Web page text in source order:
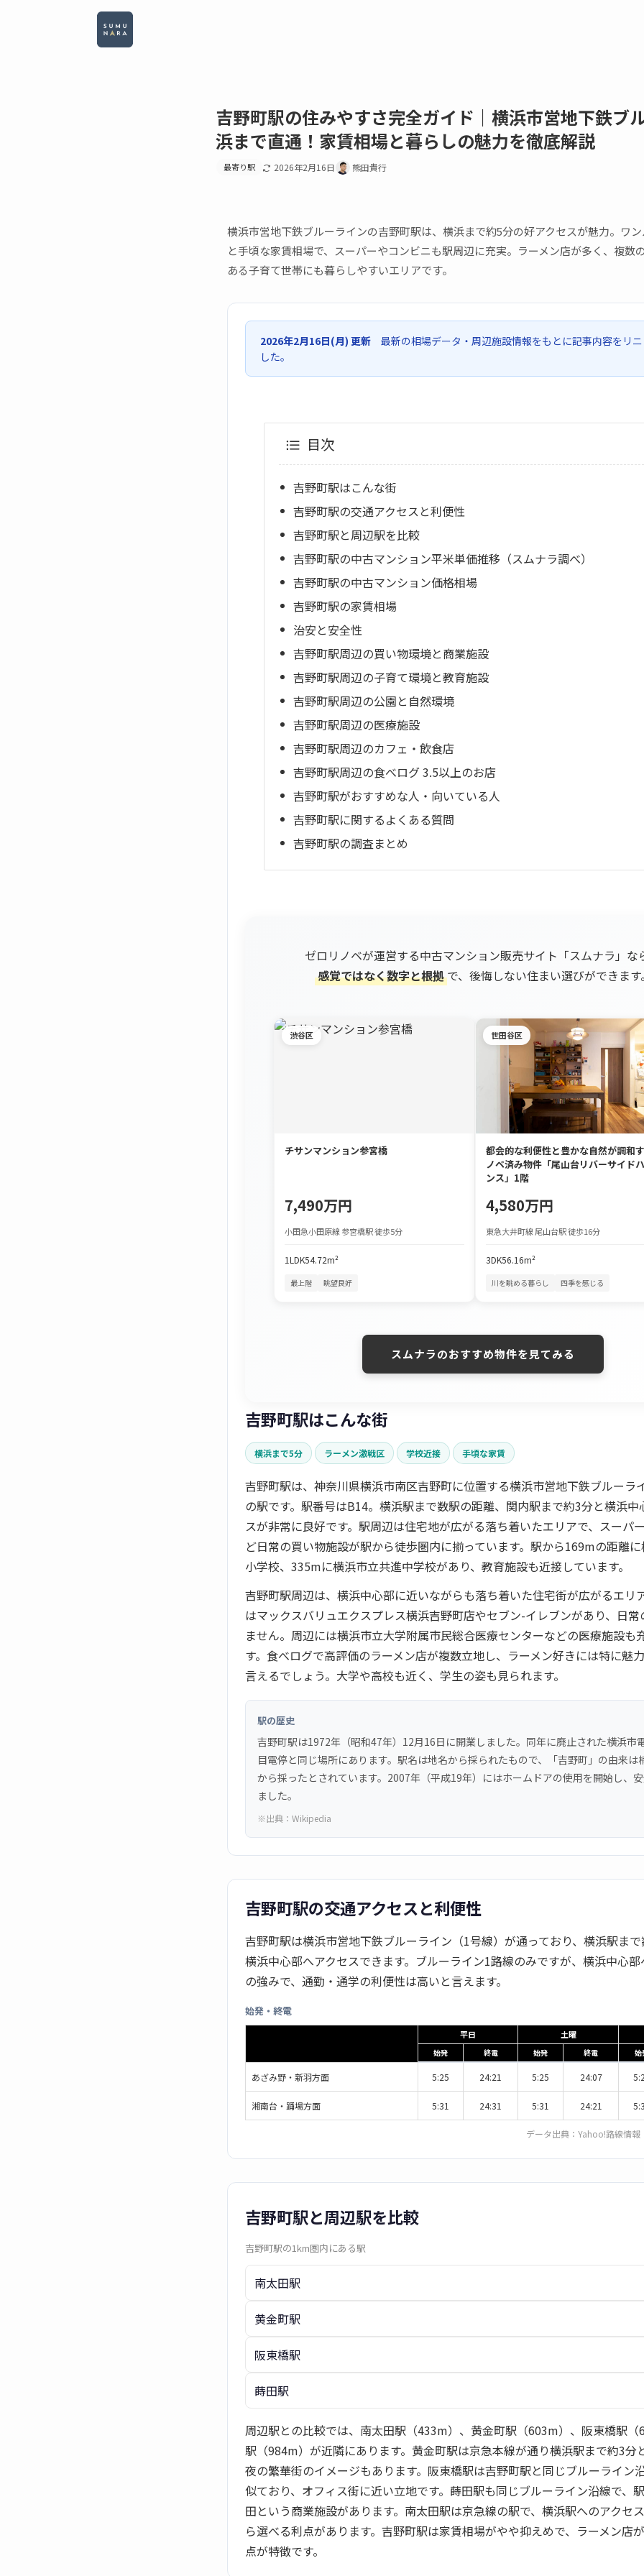
吉野町駅の住みやすさ完全ガイド｜横浜市営地下鉄ブ
浜まで直通！家賃相場と暮らしの魅力を徹底解説
最寄り駅 2026年2月16日 熊田貴行
横浜市営地下鉄ブルーラインの吉野町駅は、横浜まで約5分の好アクセスが魅力。ワ
と手頃な家賃相場で、スーパーやコンビニも駅周辺に充実。ラーメン店が多く、複数
ある子育て世帯にも暮らしやすいエリアです。
2026年2月16日(月) 更新 最新の相場データ・周辺施設情報をもとに記事内容をリ
した。
目次
吉野町駅はこんな街
吉野町駅の交通アクセスと利便性
吉野町駅と周辺駅を比較
吉野町駅の中古マンション平米単価推移（スムナラ調べ）
吉野町駅の中古マンション価格相場
吉野町駅の家賃相場
治安と安全性
吉野町駅周辺の買い物環境と商業施設
吉野町駅周辺の子育て環境と教育施設
吉野町駅周辺の公園と自然環境
吉野町駅周辺の医療施設
吉野町駅周辺のカフェ・飲食店
吉野町駅周辺の食べログ 3.5以上のお店
吉野町駅がおすすめな人・向いている人
吉野町駅に関するよくある質問
吉野町駅の調査まとめ
ゼロリノベが運営する中古マンション販売サイト「スムナラ」な
感覚ではなく数字と根拠で、後悔しない住まい選びができます
渋谷区
チサンマンション参宮橋
7,490万円
小田急小田原線 参宮橋駅 徒歩5分
1LDK54.72m²
最上階 眺望良好
世田谷区
都会的な利便性と豊かな自然が調和
ノベ済み物件「尾山台リバーサイド
ンス」1階
4,580万円
東急大井町線 尾山台駅 徒歩16分
3DK56.16m²
川を眺める暮らし 四季を感じる
スムナラのおすすめ物件を見てみる
吉野町駅はこんな街
横浜まで5分 ラーメン激戦区 学校近接 手頃な家賃
吉野町駅は、神奈川県横浜市南区吉野町に位置する横浜市営地下鉄ブルーラ
の駅です。駅番号はB14。横浜駅まで数駅の距離、関内駅まで約3分と横浜中
スが非常に良好です。駅周辺は住宅地が広がる落ち着いたエリアで、スーパ
ど日常の買い物施設が駅から徒歩圏内に揃っています。駅から169mの距離
小学校、335mに横浜市立共進中学校があり、教育施設も近接しています。
吉野町駅周辺は、横浜中心部に近いながらも落ち着いた住宅街が広がるエリ
はマックスバリュエクスプレス横浜吉野町店やセブン-イレブンがあり、日
ません。周辺には横浜市立大学附属市民総合医療センターなどの医療施設も
す。食べログで高評価のラーメン店が複数立地し、ラーメン好きには特に魅
言えるでしょう。大学や高校も近く、学生の姿も見られます。
駅の歴史
吉野町駅は1972年（昭和47年）12月16日に開業しました。同年に廃止された横浜市
目電停と同じ場所にあります。駅名は地名から採られたもので、「吉野町」の由来は
から採ったとされています。2007年（平成19年）にはホームドアの使用を開始し、
ました。
※出典： Wikipedia
吉野町駅の交通アクセスと利便性
吉野町駅は横浜市営地下鉄ブルーライン（1号線）が通っており、横浜駅ま
横浜中心部へアクセスできます。ブルーライン1路線のみですが、横浜中心
の強みで、通勤・通学の利便性は高いと言えます。
始発・終電
平日 土曜
始発 終電 始発 終電 始
あざみ野・新羽方面 5:25 24:21 5:25 24:07
湘南台・踊場方面 5:31 24:31 5:31 24:21
データ出典： Yahoo!路線情報
吉野町駅と周辺駅を比較
吉野町駅の1km圏内にある駅
南太田駅
黄金町駅
阪東橋駅
蒔田駅
周辺駅との比較では、南太田駅（433m）、黄金町駅（603m）、阪東橋駅
駅（984m）が近隣にあります。黄金町駅は京急本線が通り横浜駅まで約3分
夜の繁華街のイメージもあります。阪東橋駅は吉野町駅と同じブルーライン
似ており、オフィス街に近い立地です。蒔田駅も同じブルーライン沿線で、
田という商業施設があります。南太田駅は京急線の駅で、横浜駅へのアクセ
ら選べる利点があります。吉野町駅は家賃相場がやや抑えめで、ラーメン店
点が特徴です。